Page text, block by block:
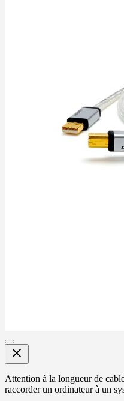
Attention à la longueur de
raccorder un ordinateur à un